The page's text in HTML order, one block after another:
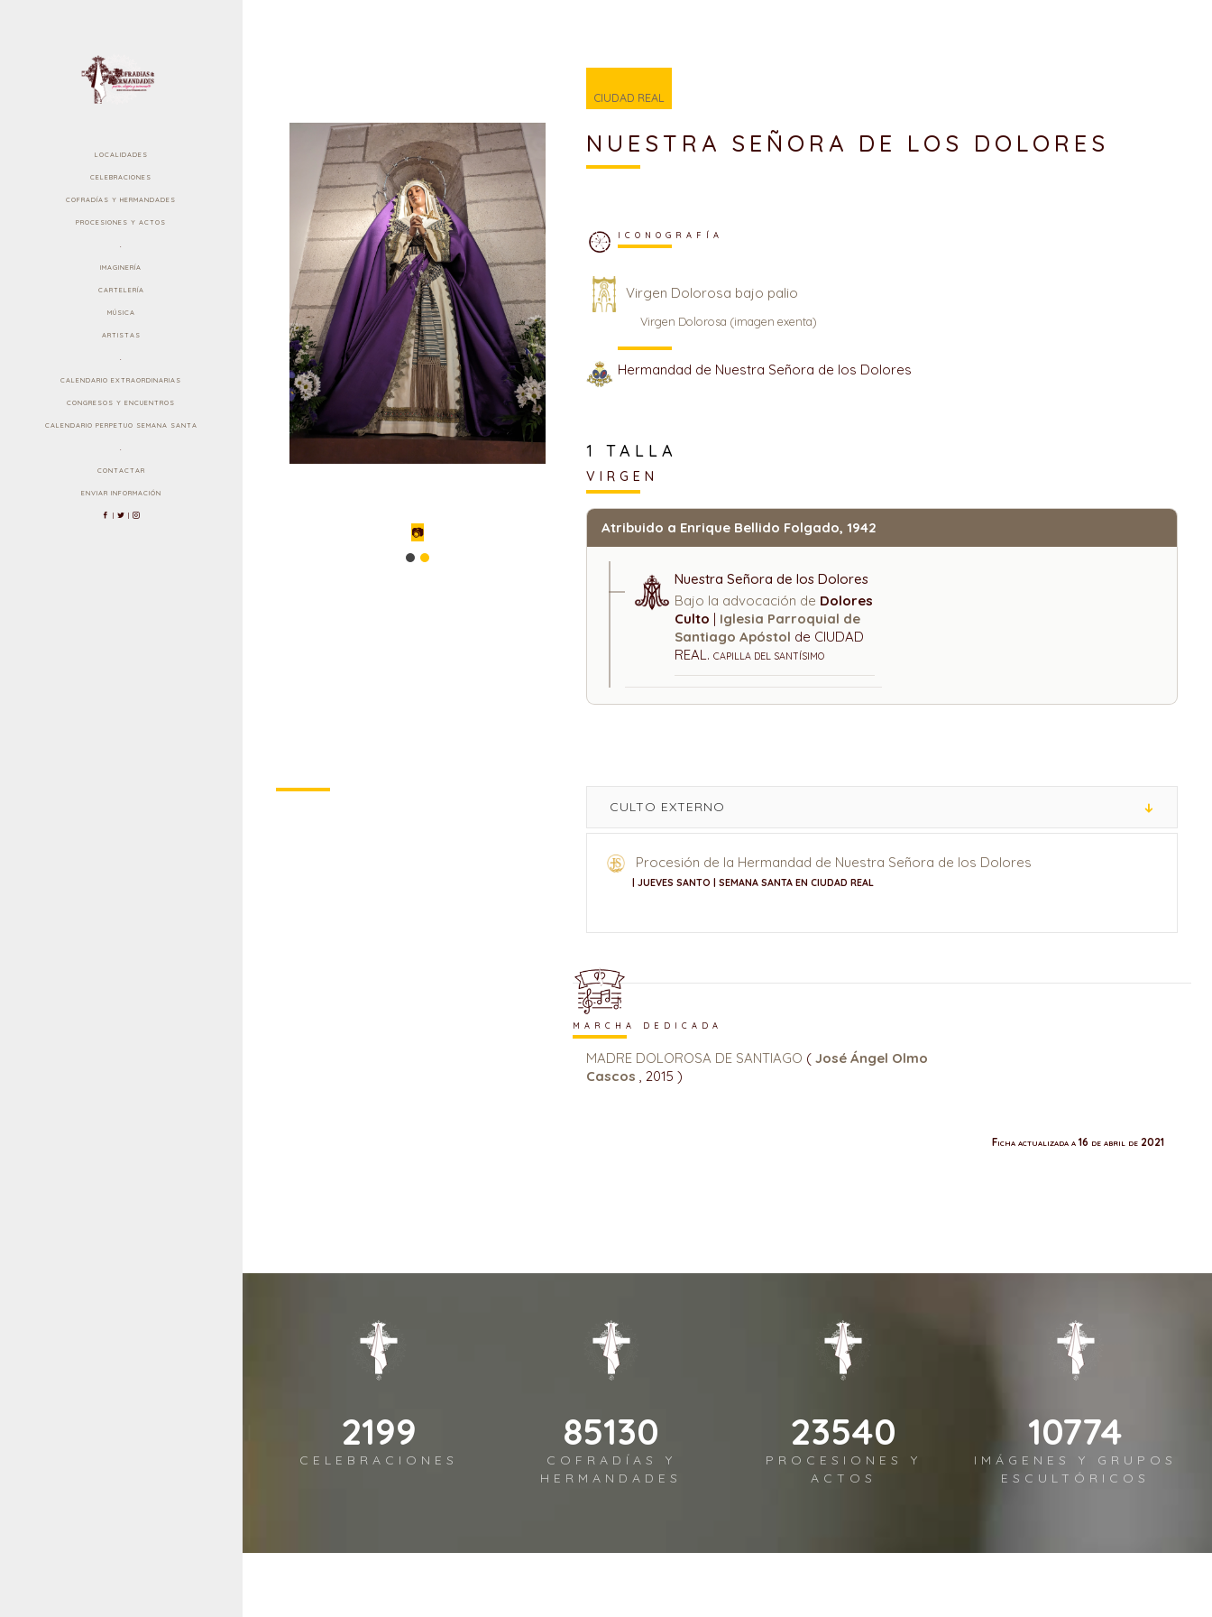
LOCALIDADES
CELEBRACIONES
COFRADÍAS Y HERMANDADES
PROCESIONES Y ACTOS
.
IMAGINERÍA
CARTELERÍA
MÚSICA
ARTISTAS
.
CALENDARIO EXTRAORDINARIAS
CONGRESOS Y ENCUENTROS
CALENDARIO PERPETUO SEMANA SANTA
.
CONTACTAR
ENVIAR INFORMACIÓN
| |
📷
CIUDAD REAL
NUESTRA SEÑORA DE LOS DOLORES
ICONOGRAFÍA
Virgen Dolorosa bajo palio
Virgen Dolorosa (imagen exenta)
Hermandad de Nuestra Señora de los Dolores
1 TALLA
VIRGEN
Atribuido a Enrique Bellido Folgado, 1942
Nuestra Señora de los Dolores
Bajo la advocación de Dolores
Culto | Iglesia Parroquial de
Santiago Apóstol de CIUDAD
REAL. CAPILLA DEL SANTÍSIMO
CULTO EXTERNO
Procesión de la Hermandad de Nuestra Señora de los Dolores
| JUEVES SANTO | SEMANA SANTA EN CIUDAD REAL
MARCHA DEDICADA
MADRE DOLOROSA DE SANTIAGO ( José Ángel Olmo
Cascos , 2015 )
Ficha actualizada a 16 de abril de 2021
2639
CELEBRACIONES
102156
COFRADÍAS Y
HERMANDADES
28248
PROCESIONES Y
ACTOS
12929
IMÁGENES Y GRUPOS
ESCULTÓRICOS